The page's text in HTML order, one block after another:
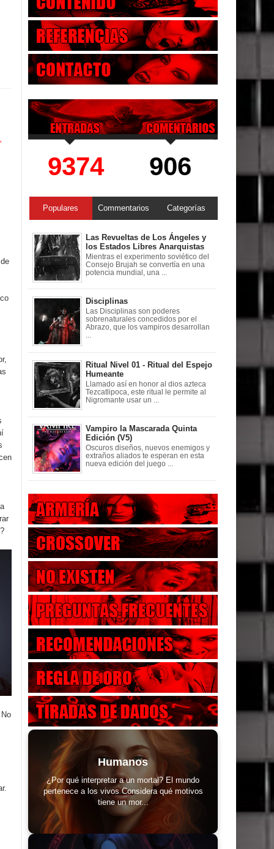
9374 906
Populares Commentarios Categorías
Las Revueltas de Los Ángeles y
los Estados Libres Anarquistas
Mientras el experimento soviético del
Consejo Brujah se convertía en una
potencia mundial, una ...
Disciplinas
Las Disciplinas son poderes
sobrenaturales concedidos por el
Abrazo, que los vampiros desarrollan
Ritual Nivel 01 - Ritual del Espejo
Humeante
Llamado así en honor al dios azteca
Tezcatlipoca, este ritual le permite al
Nigromante usar un ...
Vampiro la Mascarada Quinta
Edición (V5)
Oscuros diseños, nuevos enemigos y
extraños aliados te esperan en esta
nueva edición del juego ...
Humanos
¿Por qué interpretar a un mortal? El mundo
pertenece a los vivos Considera qué motivos
tiene un mor...